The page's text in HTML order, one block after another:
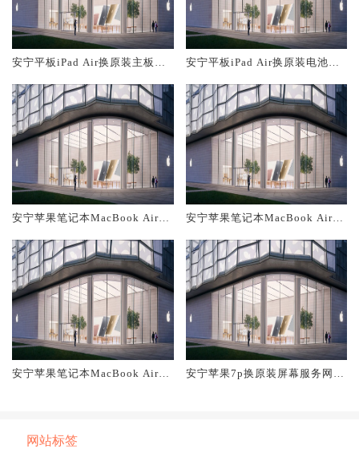
安宁平板iPad Air换原装主板维
安宁平板iPad Air换原装电池维
安宁苹果笔记本MacBook Air换
安宁苹果笔记本MacBook Air换
安宁苹果笔记本MacBook Air换
安宁苹果7p换原装屏幕服务网点
网站标签